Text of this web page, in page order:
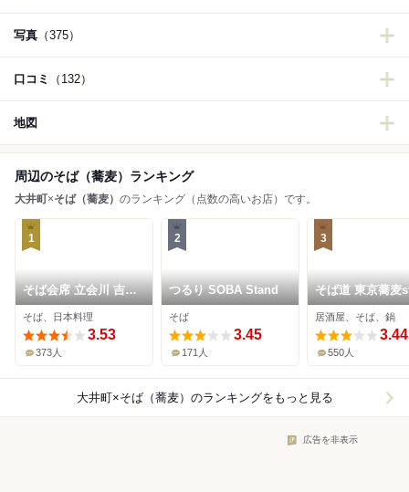
写真 （375）
口コミ （132）
地図
周辺のそば（蕎麦）ランキング
大井町×そば（蕎麦） のランキング（点数の高いお店）です。
1
そば会席 立会川 吉田
家
そば、日本料理
3.53
373人
2
つるり SOBA Stand
そば
3.45
171人
3
そば道 東京蕎麦
大井町本店
居酒屋、そば、鍋
3.44
550人
大井町×そば（蕎麦） のランキングをもっと見る
広告を非表示